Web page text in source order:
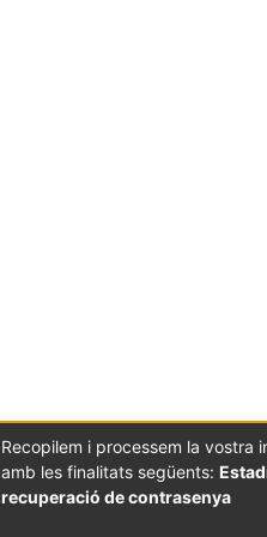
Recopilem i processem la vostra
amb les finalitats següents:
recuperació de contrasenya